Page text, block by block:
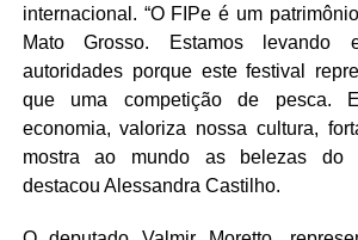
internacional. “O FIPe é um
Mato Grosso. Estamos levando
autoridades porque este festival
que uma competição de pesca.
economia, valoriza nossa cultura,
mostra ao mundo as belezas do
destacou Alessandra Castilho.